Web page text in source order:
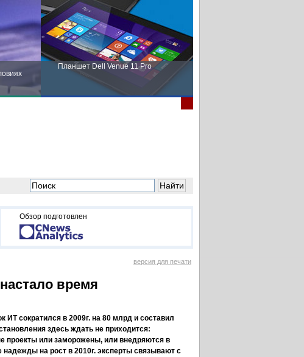
Планшет Dell Venue 11 Pro
Обзор подготовлен
версия для печати
время
ИT сократился в 2009г. на 80 млрд и составил
здесь ждать не приходится:
проекты или заморожены, или внедряются в
на рост в 2010г. эксперты связывают с